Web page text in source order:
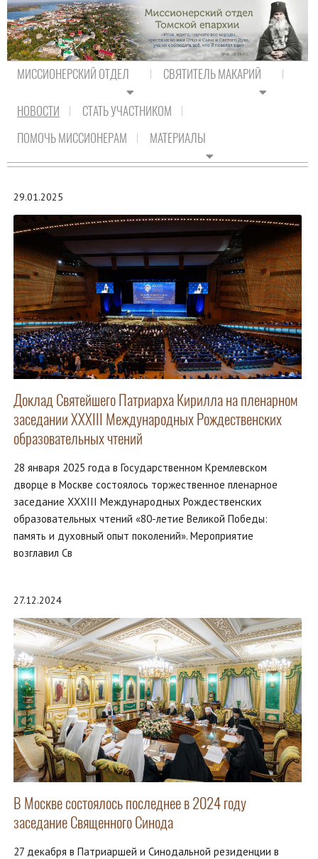
МИССИОНЕРСКИЙ ОТДЕЛ СВЯТИТЕЛЬ МАКАРИЙ
НОВОСТИ
СТАТЬ УЧАСТНИКОМ
ПОМОЧЬ МИССИОНЕРАМ
МАТЕРИАЛЫ
НОВОСТИ ПРАВОСЛАВИЯ
29.01.2025
Доклад Святейшего Патриарха Кирилла на пленарном
заседании XXХIII Международных Рождественских
образовательных чтений
28 января 2025 года в Государственном Кремлевском
дворце в Москве состоялось торжественное пленарное
заседание XXXIII Международных Рождественских
образовательных чтений «80-летие Великой Победы:
память и духовный опыт поколений». Мероприятие
возглавил Св
27.12.2024
В Москве состоялось последнее в 2024 году
заседание Священного Синода
27 декабря в Патриаршей и Синодальной резиденции в